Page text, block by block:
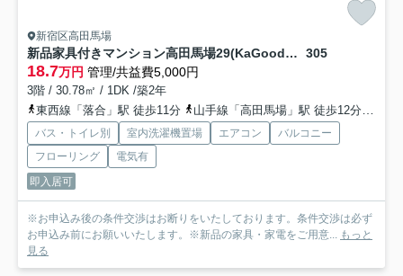
新宿区高田馬場
新品家具付きマンション高田馬場29(KaGood東京) 305
18.7万円 管理/共益費5,000円
3階 / 30.78㎡ / 1DK /築2年
東西線「落合」駅 徒歩11分
山手線「高田馬場」駅 徒歩12分
バス・トイレ別 室内洗濯機置場 エアコン
バルコニー
フローリング
電気有
即入居可
※お申込み後の条件交渉はお断りをいたしております。条件交渉は必ず
お申込み前にお願いいたします。※新品の家具・家電をご用意... もっと
見る